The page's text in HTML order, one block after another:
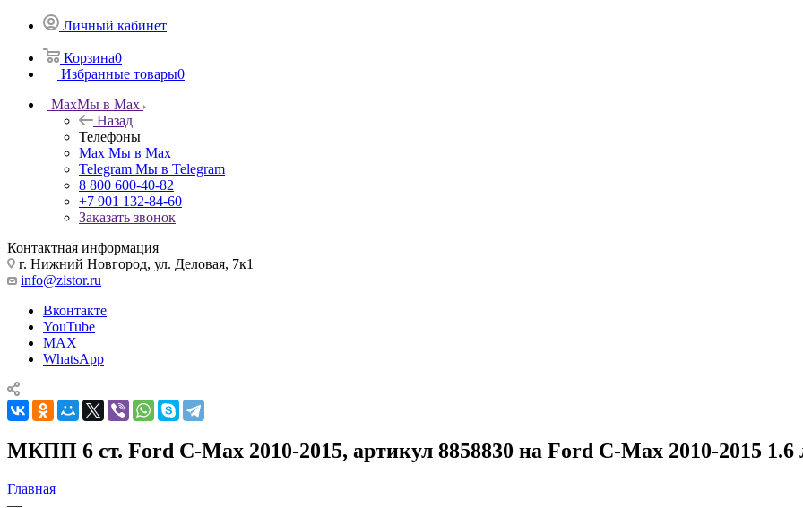
Личный кабинет
Корзина0
Избранные товары0
MaxМы в Max
Назад
Телефоны
Max Мы в Max
Telegram Мы в Telegram
8 800 600-40-82
+7 901 132-84-60
Заказать звонок
Контактная информация
г. Нижний Новгород, ул. Деловая, 7к1
info@zistor.ru
Вконтакте
YouTube
MAX
WhatsApp
МКПП 6 ст. Ford C-Max 2010-2015, артикул 8858830 на Ford C-Max 2010-2015 1.6
Главная
—